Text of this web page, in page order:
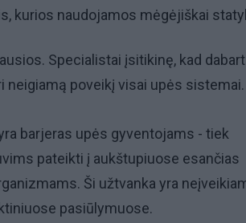
kurios naudojamos mėgėjiškai
Specialistai įsitikinę, kad
neigiamą poveikį visai upės sistemai.
barjeras upės gyventojams - tiek
pateikti į aukštupiuose esančias
Ši užtvanka yra
pasiūlymuose.